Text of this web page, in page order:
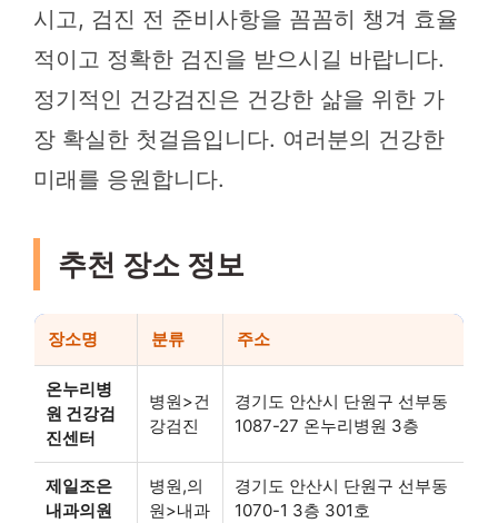
시고, 검진 전 준비사항을 꼼꼼히 챙겨 효율
적이고 정확한 검진을 받으시길 바랍니다.
정기적인 건강검진은 건강한 삶을 위한 가
장 확실한 첫걸음입니다. 여러분의 건강한
미래를 응원합니다.
추천 장소 정보
장소명 분류 주소
온누리병
원 건강검
진센터
병원>건
강검진
경기도 안산시 단원구 선부동
1087-27 온누리병원 3층
제일조은
내과의원
병원,의
원>내과
경기도 안산시 단원구 선부동
1070-1 3층 301호